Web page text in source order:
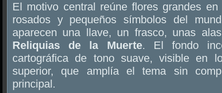
El motivo central reúne flores grandes
rosados y pequeños símbolos del
aparecen una llave, un frasco, unas
Reliquias de la Muerte. El fondo
cartográfica de tono suave, visible en
superior, que amplía el tema sin
principal.